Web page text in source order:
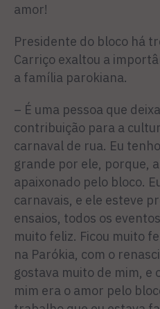
amor!
Presidente do bloco há
Carriço exaltou a
a família parokiana.
– É uma pessoa que
contribuição para a
carnaval de rua. Eu
grande por ele, porque,
apaixonado pelo bloco.
carnavais, e ele esteve
ensaios, todos os
muito feliz. Ficou muito
na Parókia, com o
gostava muito de mim, e
mim era o amor pelo